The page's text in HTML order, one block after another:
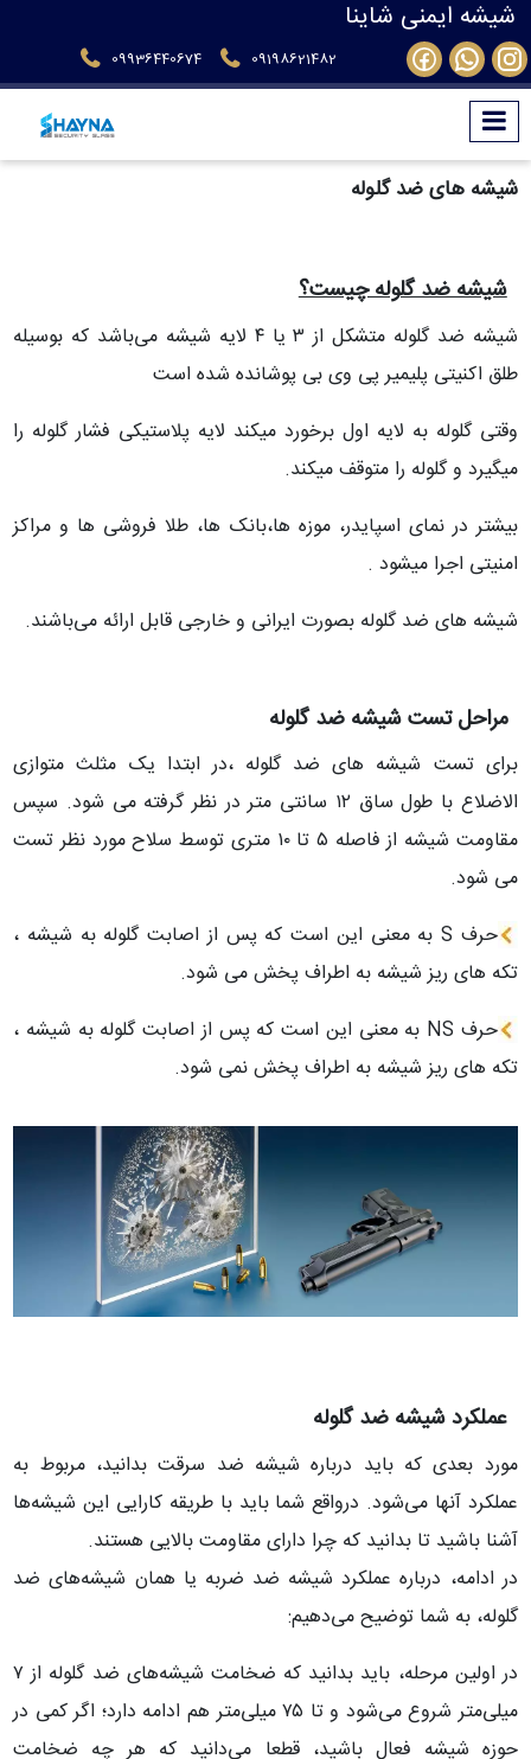
شیشه ایمنی شاینا
09198621482
09936440674
شیشه های ضد گلوله
شیشه ضد گلوله چیست؟
شیشه ضد گلوله متشکل از ۳ یا ۴ لایه شیشه می‌باشد که بوسیله
طلق اکنیتی پلیمیر پی وی بی پوشانده شده است
وقتی گلوله به لایه اول برخورد میکند لایه پلاستیکی فشار گلوله را
میگیرد و گلوله را متوقف میکند.
بیشتر در نمای اسپایدر، موزه ها،بانک ها، طلا فروشی ها و مراکز
امنیتی اجرا میشود .
شیشه های ضد گلوله بصورت ایرانی و خارجی قابل ارائه می‌باشند.
مراحل تست شیشه ضد گلوله
برای تست شیشه های ضد گلوله ،در ابتدا یک مثلث متوازی
الاضلاع با طول ساق ۱۲ سانتی متر در نظر گرفته می شود. سپس
مقاومت شیشه از فاصله ۵ تا ۱۰ متری توسط سلاح مورد نظر تست
می شود.
حرف S به معنی این است که پس از اصابت گلوله به شیشه ،
تکه های ریز شیشه به اطراف پخش می شود.
حرف NS به معنی این است که پس از اصابت گلوله به شیشه ،
تکه های ریز شیشه به اطراف پخش نمی شود.
عملکرد شیشه ضد گلوله
مورد بعدی که باید درباره شیشه ضد سرقت بدانید، مربوط به
عملکرد آنها می‌شود. درواقع شما باید با طریقه کارایی این شیشه‌ها
آشنا باشید تا بدانید که چرا دارای مقاومت بالایی هستند.
در ادامه، درباره عملکرد شیشه ضد ضربه یا همان شیشه‌های ضد
گلوله، به شما توضیح می‌دهیم:
در اولین مرحله، باید بدانید که ضخامت شیشه‌های ضد گلوله از ۷
میلی‌متر شروع می‌شود و تا ۷۵ میلی‌متر هم ادامه دارد؛ اگر کمی در
حوزه شیشه فعال باشید، قطعا می‌دانید که هر چه ضخامت